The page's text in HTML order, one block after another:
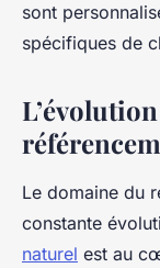
sont
spécifiques de
Le domaine du
constante
naturel est au